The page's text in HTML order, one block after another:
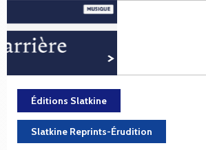
Éditions Slatkine
Slatkine Reprints-Érudition